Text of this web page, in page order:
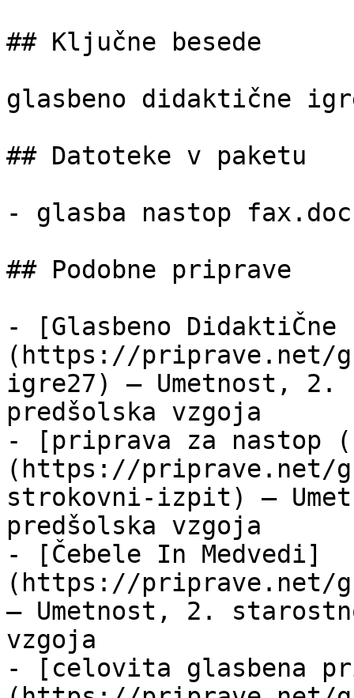
## Ključne besede
glasbeno didaktične
## Datoteke v paketu
- glasba nastop
## Podobne priprave
- [Glasbeno
(https://priprave.net/
igre27) — Umetnost, 2.
predšolska vzgoja
- [priprava za nastop
(https://priprave.net/
strokovni-izpit) —
predšolska vzgoja
- [Čebele In Medvedi]
(https://priprave.net/
— Umetnost, 2.
vzgoja
- [celovita glasbena